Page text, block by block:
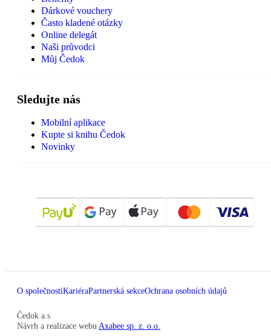
Dárkové vouchery
Často kladené otázky
Online delegát
Naši průvodci
Můj Čedok
Sledujte nás
Mobilní aplikace
Kupte si knihu Čedok
Novinky
O společnostiKariéraPartnerská sekceOchrana osobních údajů
Čedok a.s
Návrh a realizace webu Axabee sp. z. o.o.